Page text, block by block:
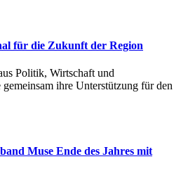
für die Zukunft der Region
Politik, Wirtschaft und
ihre Unterstützung für den
Muse Ende des Jahres mit